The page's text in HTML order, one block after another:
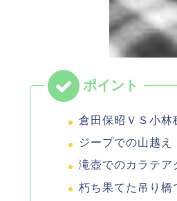
倉田保昭ＶＳ小林
ジープでの山越え
滝壺でのカラテア
朽ち果てた吊り橋